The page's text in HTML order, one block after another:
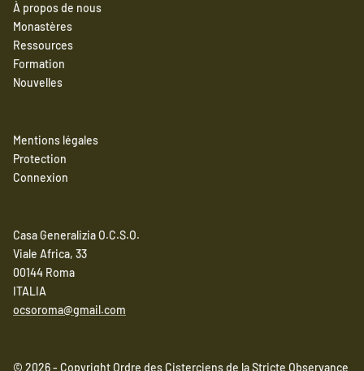
À propos de nous
Monastères
Ressources
Formation
Nouvelles
Mentions légales
Protection
Connexion
Casa Generalizia O.C.S.O.
Viale Africa, 33
00144 Roma
ITALIA
ocsoroma@gmail.com
© 2026 - Copyright Ordre des Cisterciens de la Stricte Observance